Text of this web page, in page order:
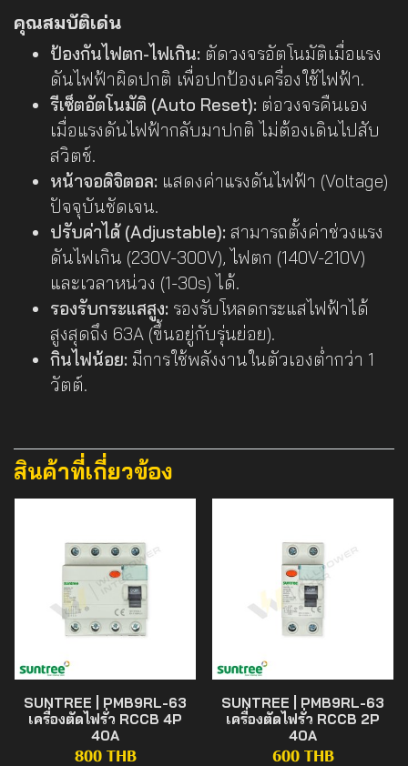
คุณสมบัติเด่น
ป้องกันไฟตก-ไฟเกิน: ตัดวงจรอัตโนมัติเมื่อแรง
ดันไฟฟ้าผิดปกติ เพื่อปกป้องเครื่องใช้ไฟฟ้า.
รีเซ็ตอัตโนมัติ (Auto Reset): ต่อวงจรคืนเอง
เมื่อแรงดันไฟฟ้ากลับมาปกติ ไม่ต้องเดินไปสับ
สวิตช์.
หน้าจอดิจิตอล: แสดงค่าแรงดันไฟฟ้า (Voltage)
ปัจจุบันชัดเจน.
ปรับค่าได้ (Adjustable): สามารถตั้งค่าช่วงแรง
ดันไฟเกิน (230V-300V), ไฟตก (140V-210V)
และเวลาหน่วง (1-30s) ได้.
รองรับกระแสสูง: รองรับโหลดกระแสไฟฟ้าได้
สูงสุดถึง 63A (ขึ้นอยู่กับรุ่นย่อย).
กินไฟน้อย: มีการใช้พลังงานในตัวเองต่ำกว่า 1
วัตต์.
สินค้าที่เกี่ยวข้อง
SUNTREE | PMB9RL-63
เครื่องตัดไฟรั่ว RCCB 4P
40A
800 THB
SUNTREE | PMB9RL-63
เครื่องตัดไฟรั่ว RCCB 2P
40A
600 THB